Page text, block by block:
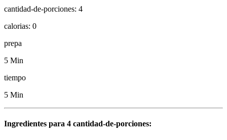
cantidad-de-porciones: 4
calorias: 0
prepa
5 Min
tiempo
5 Min
Ingredientes para 4 cantidad-de-porciones: